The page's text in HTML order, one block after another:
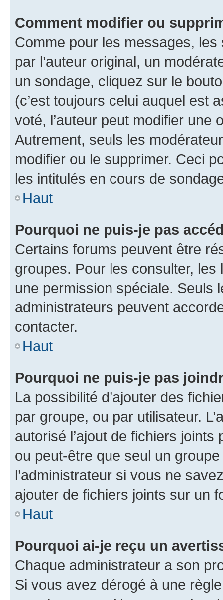
Comment modifier ou
Comme pour les messages,
par l’auteur original, un
un sondage, cliquez sur le
(c’est toujours celui auquel est
voté, l’auteur peut modifier une
Autrement, seuls les
modifier ou le supprimer. Ceci
les intitulés en cours de
Haut
Pourquoi ne puis-je pas
Certains forums peuvent être
groupes. Pour les consulter,
une permission spéciale. Seuls
administrateurs peuvent
contacter.
Haut
Pourquoi ne puis-je pas
La possibilité d’ajouter des
par groupe, ou par utilisateur.
autorisé l’ajout de fichiers
ou peut-être que seul un
l’administrateur si vous ne
ajouter de fichiers joints sur un
Haut
Pourquoi ai-je reçu un
Chaque administrateur a son
Si vous avez dérogé à une